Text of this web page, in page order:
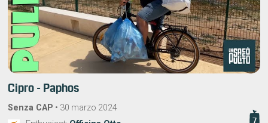
Cipro - Paphos
Senza CAP • 30 marzo 2024
7